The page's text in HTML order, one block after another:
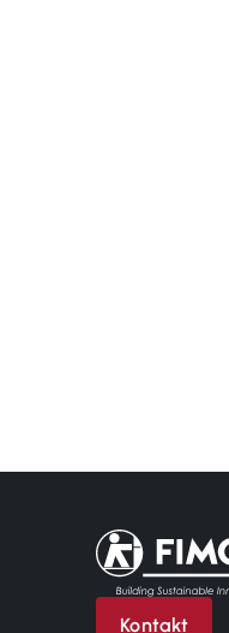
Zurück zur
Kontakt